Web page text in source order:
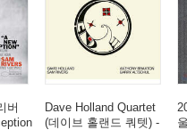
버
Dave Holland Quartet
(데이브 홀랜드 쿼텟) -